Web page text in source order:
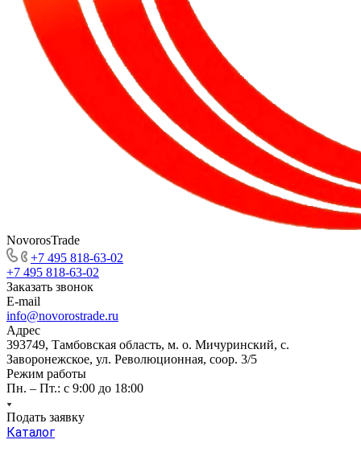
NovorosTrade
+7 495 818-63-02
+7 495 818-63-02
Заказать звонок
E-mail
info@novorostrade.ru
Адрес
393749, Тамбовская область, м. о. Мичуринский, с.
Заворонежское, ул. Революционная, соор. 3/5
Режим работы
Пн. – Пт.: с 9:00 до 18:00
Подать заявку
Каталог